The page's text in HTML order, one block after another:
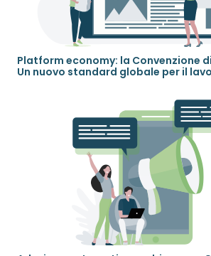
Platform economy: la Convenzione
Un nuovo standard globale per il